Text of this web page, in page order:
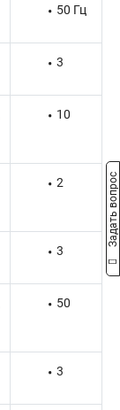
50 Гц
3
10
2
3
50
3
Задать вопрос